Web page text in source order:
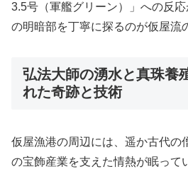
3.5号（軍艦グリーン）」への反
の明暗部を丁寧に探るのが仮屋流
弘法大師の湧水と真珠養
れた奇跡と技術
仮屋漁港の周辺には、遥か古代の
の宝飾産業を支えた情熱が眠って